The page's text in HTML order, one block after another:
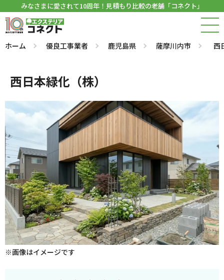
みなさまに愛されて10周年！見積もり比較の老舗「コネクト」
ホーム 優良工事業者 鹿児島県 薩摩川内市 西
西日本緑化（株）
※画像はイメージです